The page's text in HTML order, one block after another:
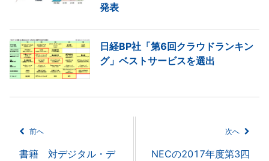
発表
日経BP社「第6回クラウドランキン
グ」ベストサービスを選出
前へ
書籍 対デジタル・デ
次へ
NECの2017年度第3四